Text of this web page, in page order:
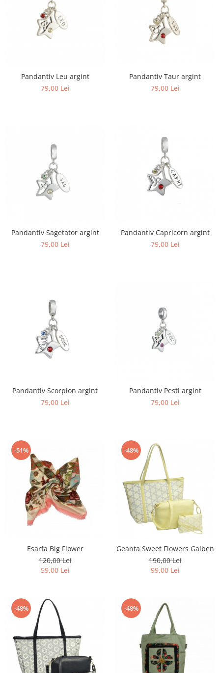
Pandantiv Leu argint
79,00 Lei
Pandantiv Taur argint
79,00 Lei
Pandantiv Sagetator argint
79,00 Lei
Pandantiv Capricorn argint
79,00 Lei
Pandantiv Scorpion argint
79,00 Lei
Pandantiv Pesti argint
79,00 Lei
-51%
Esarfa Big Flower
120,00 Lei
59,00 Lei
-48%
Geanta Sweet Flowers Galben
190,00 Lei
99,00 Lei
-48% -48%